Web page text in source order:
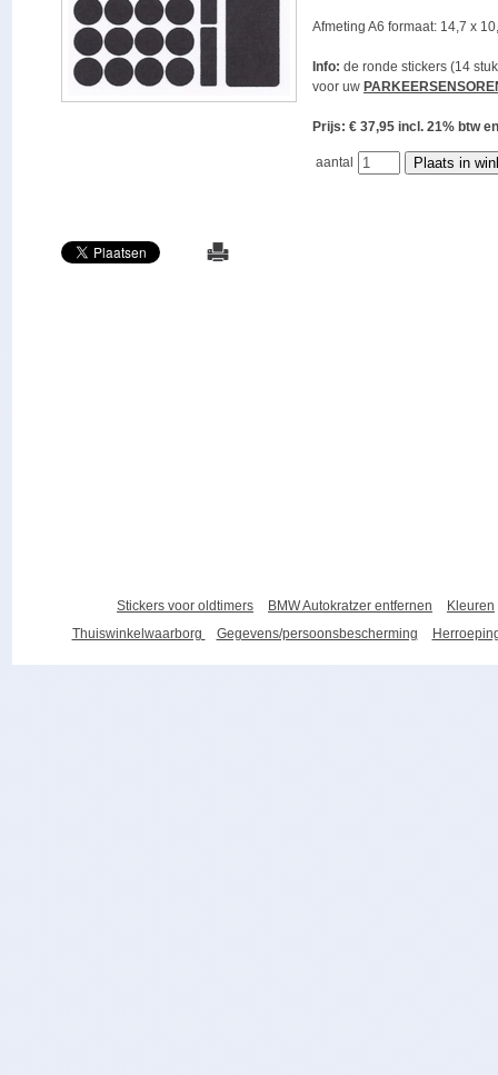
Afmeting A6 formaat: 14,7 x
Info: de ronde stickers (14
voor uw
Prijs: € 37,95 incl. 21% btw
aantal
Stickers voor oldtimers BMW Autokratzer entfernen
Kleuren
Thuiswinkelwaarborg
Gegevens/persoonsbescherming